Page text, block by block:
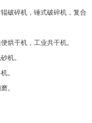
破碎机，锤式破碎机，复合
烘干机，工业共干机。
机。
。
。